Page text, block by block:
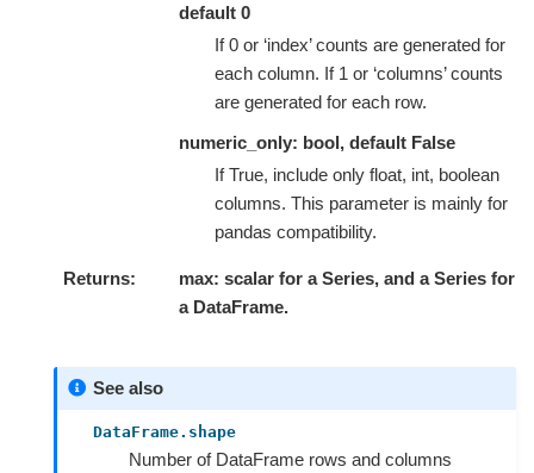
default 0
If 0 or ‘index’ counts are generated for
each column. If 1 or ‘columns’ counts
are generated for each row.
numeric_only: bool, default False
If True, include only float, int, boolean
columns. This parameter is mainly for
pandas compatibility.
Returns
max: scalar for a Series, and a Series for
a DataFrame.
See also
DataFrame.shape
Number of DataFrame rows and columns